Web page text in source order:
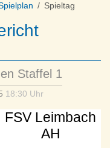
Spieltag
Staffel 1
18:30 Uhr
FSV Leimbach
AH